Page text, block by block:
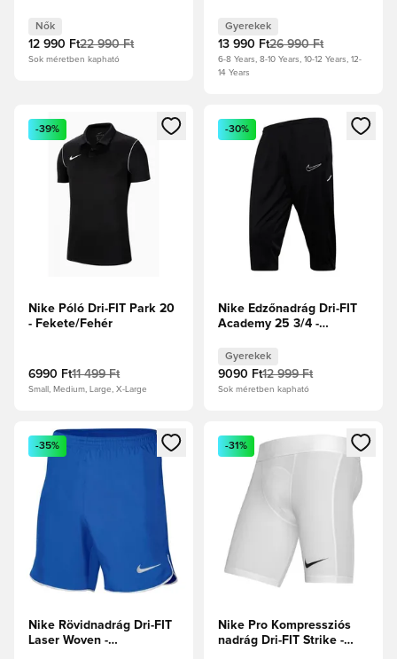
Nők
12 990 Ft22 990 Ft
Sok méretben kapható
Gyerek
Gyerekek
13 990 Ft26 990 Ft
6-8 Years, 8-10 Years, 10-12 Years, 12-
14 Years
Megnyit egy modált a bejelentkezéshez vagy a tagként
-39%
Nike Póló Dri-FIT Park 20
- Fekete/Fehér
6990 Ft11 499 Ft
Small, Medium, Large, X-Large
Megnyit egy modált a
-30%
Nike Edzőnadrág Dri-FIT
Academy 25 3/4 -
Gyerekek
9090 Ft12 999 Ft
Sok méretben kapható
Megnyit egy modált a bejelentkezéshez vagy a tagként
-35%
Nike Rövidnadrág Dri-FIT
Laser Woven -
Megnyit egy modált a
-31%
Nike Pro Kompressziós
nadrág Dri-FIT Strike -